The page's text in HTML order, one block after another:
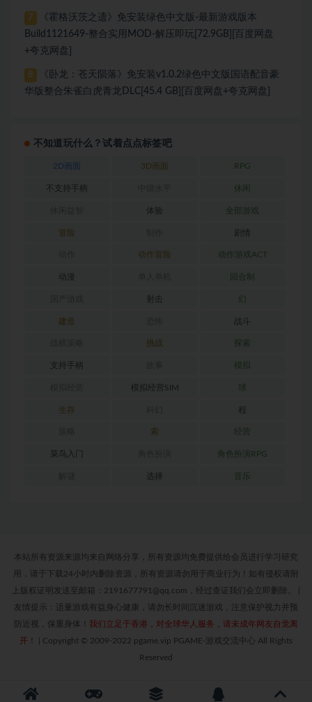
7
《霍格沃茨之遗》免安装绿色中文版-最新游戏版本
Build1121649-整合实用MOD-解压即玩[72.9GB][百度网盘
+夸克网盘]
8
《卧龙：苍天陨落》免安装v1.0.2绿色中文版国语配音豪
华版整合朱雀白虎青龙DLC[45.4 GB][百度网盘+夸克网盘]
不知道玩什么？试着点点标签吧
2D画面 3D画面 RPG
不支持手柄 休闲
体验 全部游戏
冒险 剧情
动作冒险 动作游戏ACT
动漫 回合制
射击 幻
建造 战斗
挑战 探索
支持手柄 模拟
模拟经营SIM 球
生存 程
索 经营
菜鸟入门 角色扮演RPG
选择 音乐
本站所有资源来源均来自网络分享，所有资源均免费提供给会员进行学习研究
用，请于下载24小时内删除资源，所有资源请勿用于商业行为！如有侵权请附
上版权证明发送至邮箱：2191677791@qq.com，经过查证我们会立即删除。
友情提示：适量游戏有益身心健康，请勿长时间沉迷游戏，注意保护视力并预
防近视，保重身体！ 我们立足于香港，对全球华人服务，请未成年网友自觉离
开！
Copyright © 2009-2022 pgame.vip PGAME-游戏交流中心 All Rights
Reserved